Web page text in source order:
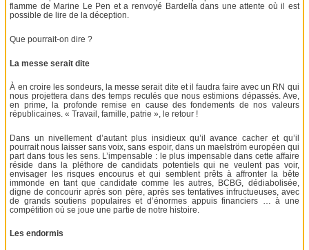
flamme de Marine Le Pen et a renvoyé Bardella dans une attente où il est
possible de lire de la déception.
Que pourrait-on dire ?
La messe serait dite
À en croire les sondeurs, la messe serait dite et il faudra faire avec un RN qui
nous projettera dans des temps reculés que nous estimions dépassés. Ave,
en prime, la profonde remise en cause des fondements de nos valeurs
républicaines. « Travail, famille, patrie », le retour !
Dans un nivellement d’autant plus insidieux qu’il avance cacher et qu’il
pourrait nous laisser sans voix, sans espoir, dans un maelström européen qui
part dans tous les sens. L’impensable : le plus impensable dans cette affaire
réside dans la pléthore de candidats potentiels qui ne veulent pas voir,
envisager les risques encourus et qui semblent prêts à affronter la bête
immonde en tant que candidate comme les autres, BCBG, dédiabolisée,
digne de concourir après son père, après ses tentatives infructueuses, avec
de grands soutiens populaires et d’énormes appuis financiers … à une
compétition où se joue une partie de notre histoire.
Les endormis